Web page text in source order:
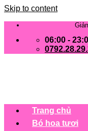
Skip to content
06:00 -
Trang chủ
Bó hoa tươi